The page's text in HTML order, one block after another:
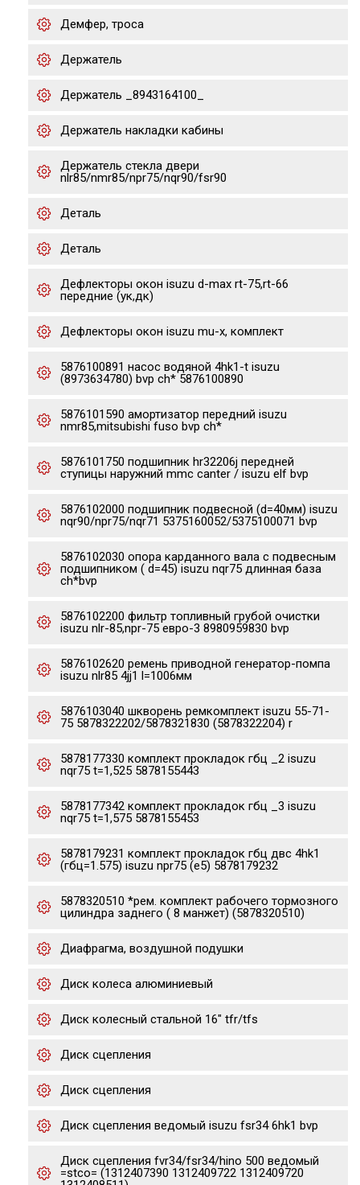
Демфер, троса
Держатель
Держатель _8943164100_
Держатель накладки кабины
Держатель стекла двери
nlr85/nmr85/npr75/nqr90/fsr90
Деталь
Деталь
Дефлекторы окон isuzu d-max rt-75,rt-66
передние (ук,дк)
Дефлекторы окон isuzu mu-x, комплект
5876100891 насос водяной 4hk1-t isuzu
(8973634780) bvp ch* 5876100890
5876101590 амортизатор передний isuzu
nmr85,mitsubishi fuso bvp ch*
5876101750 подшипник hr32206j передней
ступицы наружний mmc canter / isuzu elf bvp
5876102000 подшипник подвесной (d=40мм) isuzu
nqr90/npr75/nqr71 5375160052/5375100071 bvp
5876102030 опора карданного вала с подвесным
подшипником ( d=45) isuzu nqr75 длинная база
ch*bvp
5876102200 фильтр топливный грубой очистки
isuzu nlr-85,npr-75 евро-3 8980959830 bvp
5876102620 ремень приводной генератор-помпа
isuzu nlr85 4jj1 l=1006мм
5876103040 шкворень ремкомплект isuzu 55-71-
75 5878322202/5878321830 (5878322204) r
5878177330 комплект прокладок гбц _2 isuzu
nqr75 t=1,525 5878155443
5878177342 комплект прокладок гбц _3 isuzu
nqr75 t=1,575 5878155453
5878179231 комплект прокладок гбц двс 4hk1
(гбц=1.575) isuzu npr75 (e5) 5878179232
5878320510 *рем. комплект рабочего тормозного
цилиндра заднего ( 8 манжет) (5878320510)
Диафрагма, воздушной подушки
Диск колеса алюминиевый
Диск колесный стальной 16" tfr/tfs
Диск сцепления
Диск сцепления
Диск сцепления ведомый isuzu fsr34 6hk1 bvp
Диск сцепления fvr34/fsr34/hino 500 ведомый
=stco= (1312407390 1312409722 1312409720